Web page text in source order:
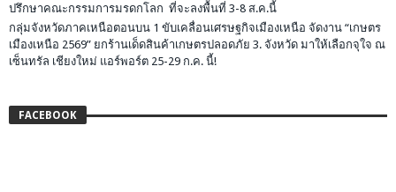
ปรึกษาคณะกรรมการมรดกโลก ที่จะลงพื้นที่ 3-8 ส.ค.นี้
กลุ่มจังหวัดภาคเหนือตอนบน 1 ขับเคลื่อนเศรษฐกิจเมืองเหนือ จัดงาน “เกษตร
เมืองเหนือ 2569” ยกร้านเด็ดสินค้าเกษตรปลอดภัย 3. จังหวัด มาให้เลือกจุใจ ณ
เซ็นทรัล เชียงใหม่ แอร์พอร์ต 25-29 ก.ค. นี้!
FACEBOOK